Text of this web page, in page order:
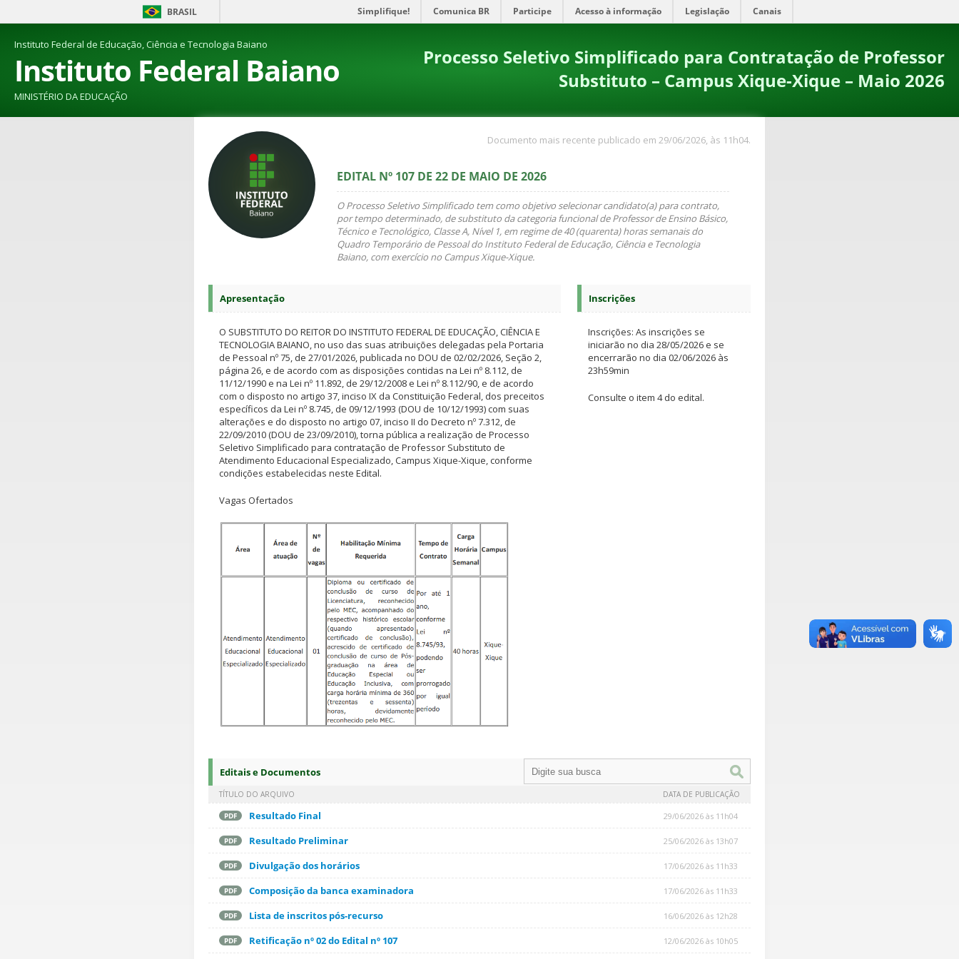
BRASIL Simplifique! Comunica BR Participe Acesso à informação Legislação Canais
Instituto Federal de Educação, Ciência e Tecnologia Baiano
Instituto Federal Baiano
MINISTÉRIO DA EDUCAÇÃO
Processo Seletivo Simplificado para Contratação de Professor
Substituto – Campus Xique-Xique – Maio 2026
Documento mais recente publicado em 29/06/2026, às 11h04.
EDITAL Nº 107 DE 22 DE MAIO DE 2026
O Processo Seletivo Simplificado tem como objetivo selecionar candidato(a) para contrato,
por tempo determinado, de substituto da categoria funcional de Professor de Ensino Básico,
Técnico e Tecnológico, Classe A, Nível 1, em regime de 40 (quarenta) horas semanais do
Quadro Temporário de Pessoal do Instituto Federal de Educação, Ciência e Tecnologia
Baiano, com exercício no Campus Xique-Xique.
Apresentação
O SUBSTITUTO DO REITOR DO INSTITUTO FEDERAL DE EDUCAÇÃO, CIÊNCIA E
TECNOLOGIA BAIANO, no uso das suas atribuições delegadas pela Portaria
de Pessoal nº 75, de 27/01/2026, publicada no DOU de 02/02/2026, Seção 2,
página 26, e de acordo com as disposições contidas na Lei nº 8.112, de
11/12/1990 e na Lei nº 11.892, de 29/12/2008 e Lei nº 8.112/90, e de acordo
com o disposto no artigo 37, inciso IX da Constituição Federal, dos preceitos
específicos da Lei nº 8.745, de 09/12/1993 (DOU de 10/12/1993) com suas
alterações e do disposto no artigo 07, inciso II do Decreto nº 7.312, de
22/09/2010 (DOU de 23/09/2010), torna pública a realização de Processo
Seletivo Simplificado para contratação de Professor Substituto de
Atendimento Educacional Especializado, Campus Xique-Xique, conforme
condições estabelecidas neste Edital.
Vagas Ofertados
Inscrições
Inscrições: As inscrições se
iniciarão no dia 28/05/2026 e se
encerrarão no dia 02/06/2026 às
23h59min
Consulte o item 4 do edital.
Editais e Documentos
TÍTULO DO ARQUIVO DATA DE PUBLICAÇÃO
PDF Resultado Final 29/06/2026 às 11h04
PDF Resultado Preliminar 25/06/2026 às 13h07
PDF Divulgação dos horários 17/06/2026 às 11h33
PDF Composição da banca examinadora 17/06/2026 às 11h33
PDF Lista de inscritos pós-recurso 16/06/2026 às 12h28
PDF Retificação nº 02 do Edital nº 107 12/06/2026 às 10h05